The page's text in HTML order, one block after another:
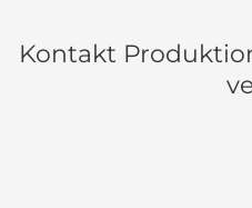
Kontakt